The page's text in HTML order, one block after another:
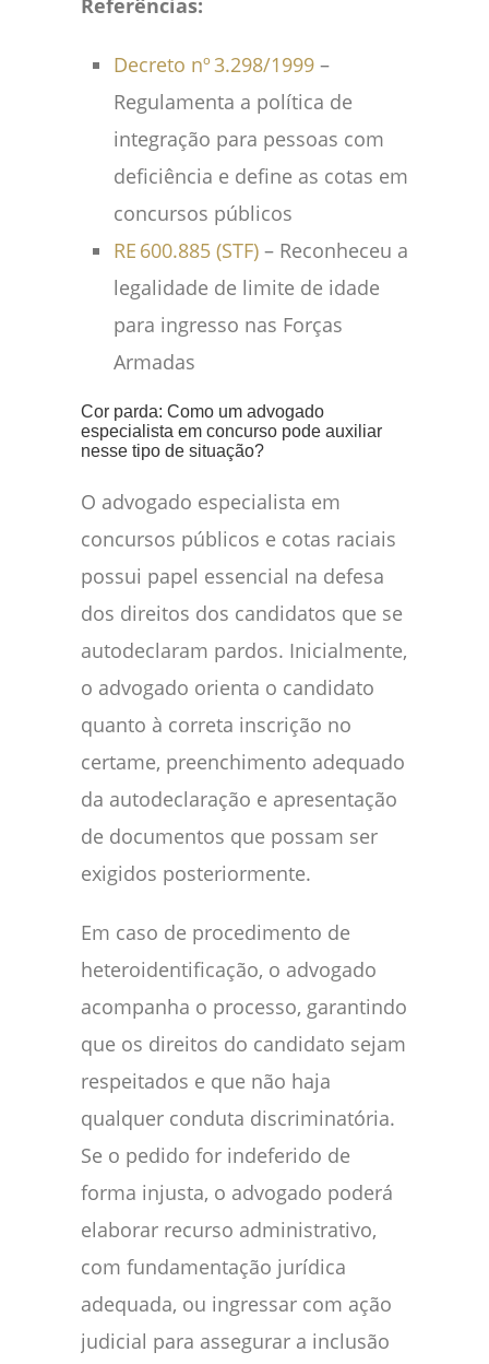
Referências:
Decreto nº 3.298/1999 –
Regulamenta a política de
integração para pessoas com
deficiência e define as cotas em
concursos públicos
RE 600.885 (STF) – Reconheceu a
legalidade de limite de idade
para ingresso nas Forças
Armadas
Cor parda: Como um advogado
especialista em concurso pode auxiliar
nesse tipo de situação?
O advogado especialista em
concursos públicos e cotas raciais
possui papel essencial na defesa
dos direitos dos candidatos que se
autodeclaram pardos. Inicialmente,
o advogado orienta o candidato
quanto à correta inscrição no
certame, preenchimento adequado
da autodeclaração e apresentação
de documentos que possam ser
exigidos posteriormente.
Em caso de procedimento de
heteroidentificação, o advogado
acompanha o processo, garantindo
que os direitos do candidato sejam
respeitados e que não haja
qualquer conduta discriminatória.
Se o pedido for indeferido de
forma injusta, o advogado poderá
elaborar recurso administrativo,
com fundamentação jurídica
adequada, ou ingressar com ação
judicial para assegurar a inclusão